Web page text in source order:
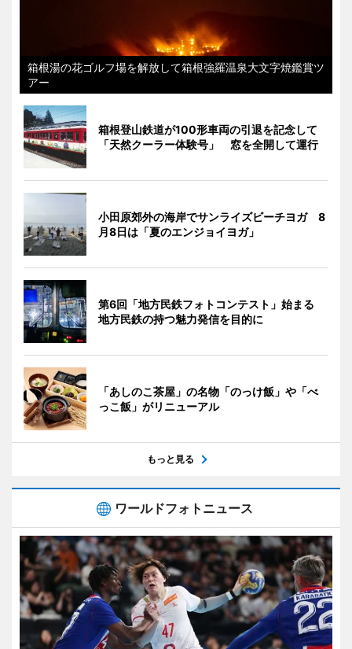
箱根湯の花ゴルフ場を解放して箱根強羅温泉大文字焼鑑賞ツ
アー
箱根登山鉄道が100形車両の引退を記念して
「天然クーラー体験号」 窓を全開して運行
小田原郊外の海岸でサンライズビーチヨガ 8
月8日は「夏のエンジョイヨガ」
第6回「地方民鉄フォトコンテスト」始まる
地方民鉄の持つ魅力発信を目的に
「あしのこ茶屋」の名物「のっけ飯」や「べ
っこ飯」がリニューアル
もっと見る
ワールドフォトニュース